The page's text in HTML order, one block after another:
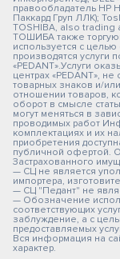
правообладатель HP
Паккард Груп ЛЛК);
TOSHIBA, also
ТОШИБА также
используется с
производятся услуги
«PEDANT».Услуги
центрах «PEDANT»,
товарных знаков и/
отношении товаров,
оборот в смысле
могут меняться в
проводимых работ
комплектациях и их
приобретения
публичной офертой.
Застрахованного
— СЦ не является
импортера,
— СЦ "Педант" не
— Обозначение
соответствующих
заблуждение, а с
предоставляемых
Вся информация на
характер.